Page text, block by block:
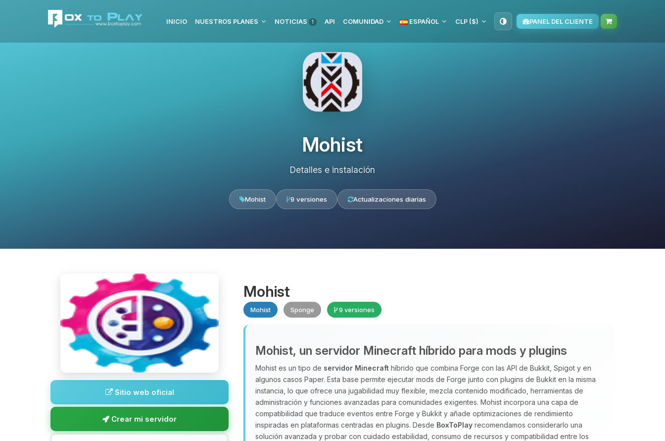
INICIO NUESTROS PLANES NOTICIAS 1 API COMUNIDAD ESPAÑOL CLP ($) PANEL DEL CLIENTE
Mohist
Detalles e instalación
Mohist 9 versiones Actualizaciones diarias
Sitio web oficial
Crear mi servidor
Mohist
Mohist Sponge 9 versiones
Mohist, un servidor Minecraft híbrido para mods y plugins
Mohist es un tipo de servidor Minecraft híbrido que combina Forge con las API de Bukkit, Spigot y en
algunos casos Paper. Esta base permite ejecutar mods de Forge junto con plugins de Bukkit en la misma
instancia, lo que ofrece una jugabilidad muy flexible, mezcla contenido modificado, herramientas de
administración y funciones avanzadas para comunidades exigentes. Mohist incorpora una capa de
compatibilidad que traduce eventos entre Forge y Bukkit y añade optimizaciones de rendimiento
inspiradas en plataformas centradas en plugins. Desde BoxToPlay recomendamos considerarlo una
solución avanzada y probar con cuidado estabilidad, consumo de recursos y compatibilidad entre los